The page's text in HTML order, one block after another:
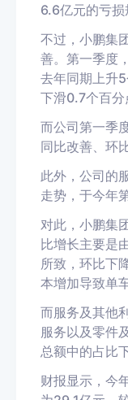
6.6亿元的亏损
不过，小鹏集
善。第一季度
去年同期上升
下滑0.7个百分
而公司第一季
同比改善、环
此外，公司的
走势，于今年
对此，小鹏集
比增长主要是
所致，环比下
本增加导致单
而服务及其他
服务以及零件
总额中的占比
财报显示，今